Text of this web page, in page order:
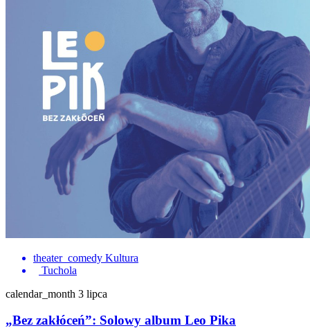
theater_comedy Kultura
Tuchola
calendar_month 3 lipca
„Bez zakłóceń”: Solowy album Leo Pika